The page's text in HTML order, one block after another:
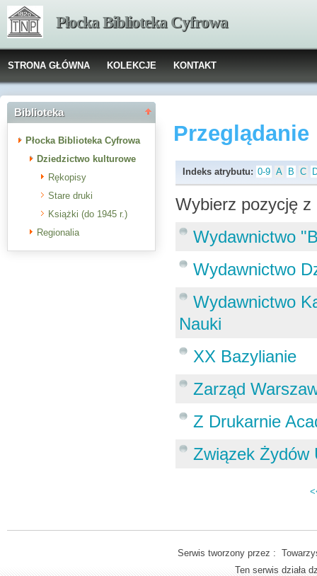
Płocka Biblioteka Cyfrowa
STRONA GŁÓWNA KOLEKCJE KONTAKT
Biblioteka
Płocka Biblioteka Cyfrowa
Dziedzictwo kulturowe
Rękopisy
Stare druki
Książki (do 1945 r.)
Regionalia
Indeks atrybutu: 0-9 A B C
Wybierz pozycję
Wydawnictwo
Wydawnictwo
Wydawnictwo
Nauki
XX Bazylianie
Zarząd
Z Drukarnie
Związek Żydów
Serwis tworzony przez :
Ten serwis działa